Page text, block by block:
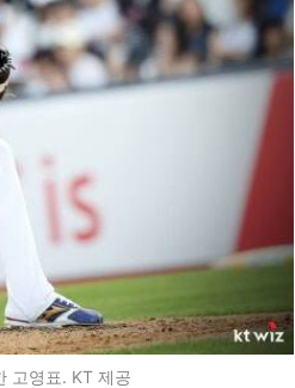
고영표. KT 제공